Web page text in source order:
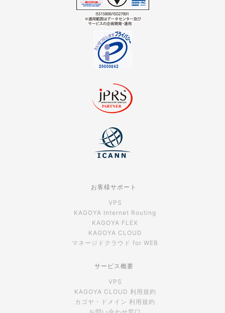
お客様サポート
VPS
KAGOYA Internet Routing
KAGOYA FLEX
KAGOYA CLOUD
マネージドクラウド for WEB
サービス概要
VPS
KAGOYA CLOUD 利用規約
カゴヤ・ドメイン 利用規約